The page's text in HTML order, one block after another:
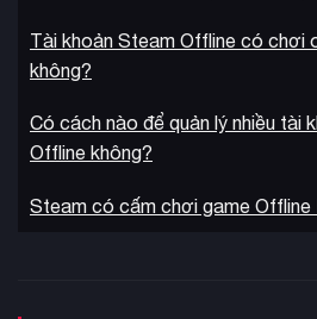
Với những cải tiến toàn diện về nội
2K24 xứng đáng là
năm 2024. Game mang đến trải
Tài khoản Steam Offline có chơi
không?
Có cách nào để quản lý nhiều tài
Offline không?
Steam có cấm chơi game Offline